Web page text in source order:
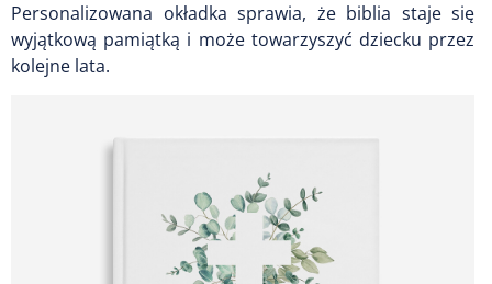
Personalizowana okładka sprawia, że biblia staje się
wyjątkową pamiątką i może towarzyszyć dziecku przez
kolejne lata.